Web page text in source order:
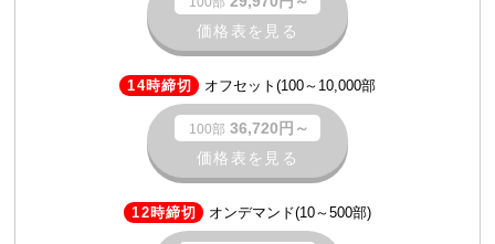
価格表を見る
14時締切 オフセット(100～10,000部
100部 36,720円～
価格表を見る
12時締切 オンデマンド(10～500部)